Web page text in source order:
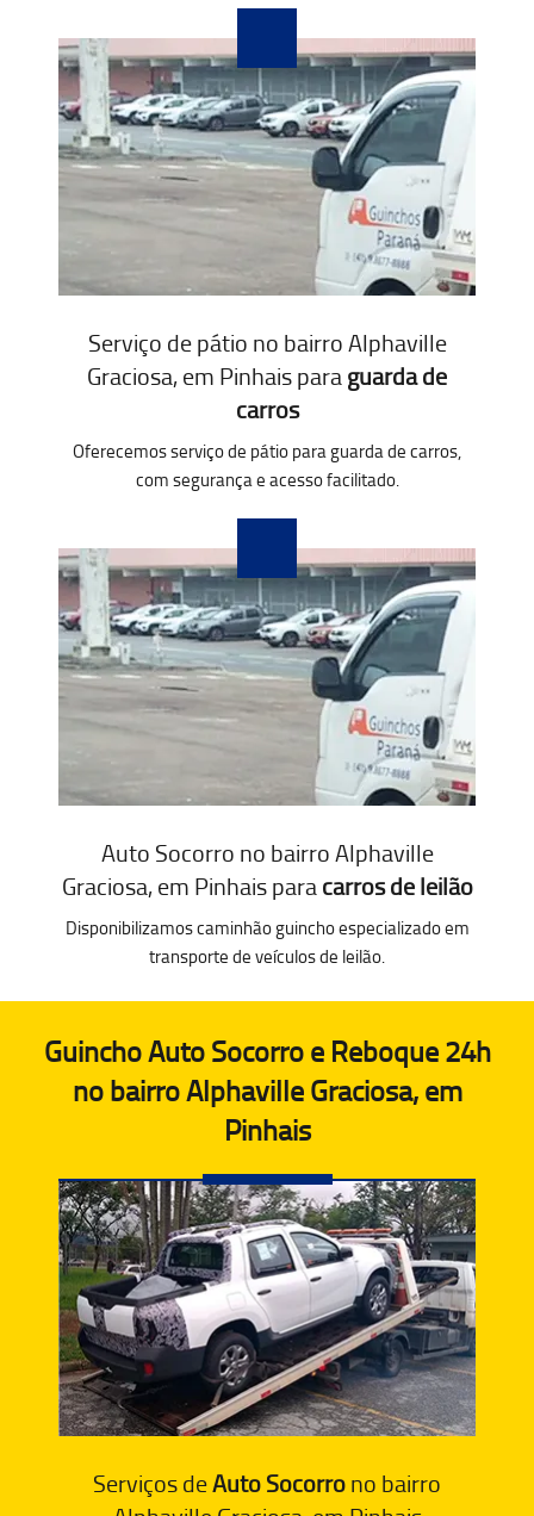
Serviço de pátio no bairro Alphaville
Graciosa, em Pinhais paraguarda de
carros
Oferecemos serviço de pátio para guarda de carros,
com segurança e acesso facilitado.
Auto Socorro no bairro Alphaville
Graciosa, em Pinhais paracarros de leilão
Disponibilizamos caminhão guincho especializado em
transporte de veículos de leilão.
Guincho Auto Socorro e Reboque 24h
no bairro Alphaville Graciosa, em
Pinhais
Serviços deAuto Socorrono bairro